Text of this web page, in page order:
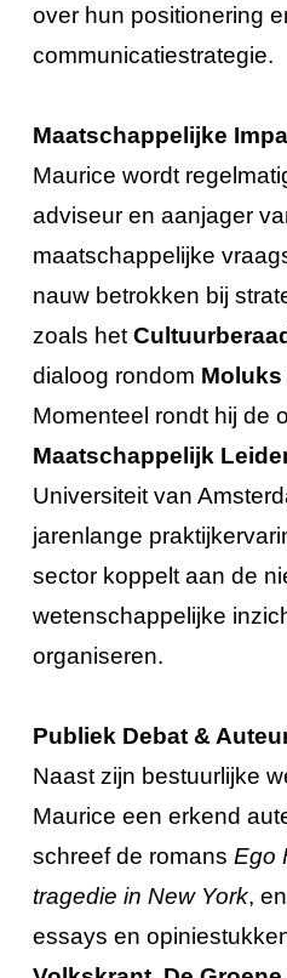
over hun positionering
communicatiestrategie.
Maatschappelijke
Maurice wordt
adviseur en aanjager
maatschappelijke
nauw betrokken bij
zoals het
dialoog rondom Moluks
Momenteel rondt hij de
Maatschappelijk
Universiteit van
jarenlange
sector koppelt aan de
wetenschappelijke
organiseren.
Publiek Debat &
Naast zijn bestuurlijke
Maurice een erkend
schreef de romans Ego
tragedie in New York,
essays en